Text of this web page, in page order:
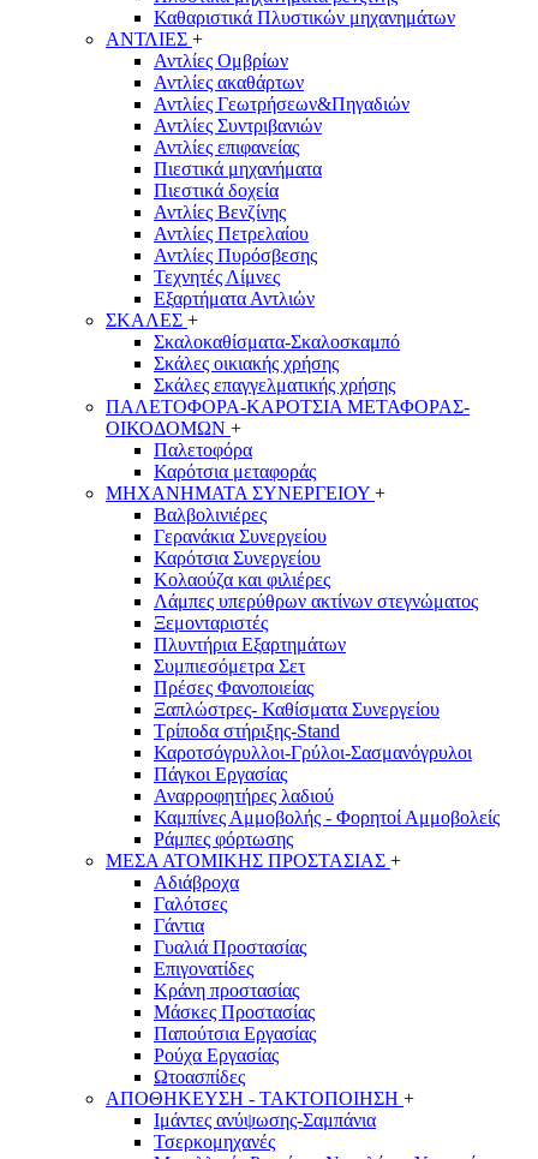
Καθαριστικά Πλυστικών μηχανημάτων
ΑΝΤΛΙΕΣ +
Αντλίες Ομβρίων
Αντλίες ακαθάρτων
Αντλίες Γεωτρήσεων&Πηγαδιών
Αντλίες Συντριβανιών
Αντλίες επιφανείας
Πιεστικά μηχανήματα
Πιεστικά δοχεία
Αντλίες Βενζίνης
Αντλίες Πετρελαίου
Αντλίες Πυρόσβεσης
Τεχνητές Λίμνες
Εξαρτήματα Αντλιών
ΣΚΑΛΕΣ +
Σκαλοκαθίσματα-Σκαλοσκαμπό
Σκάλες οικιακής χρήσης
Σκάλες επαγγελματικής χρήσης
ΠΑΛΕΤΟΦΟΡΑ-ΚΑΡΟΤΣΙΑ ΜΕΤΑΦΟΡΑΣ-
ΟΙΚΟΔΟΜΩΝ +
Παλετοφόρα
Καρότσια μεταφοράς
ΜΗΧΑΝΗΜΑΤΑ ΣΥΝΕΡΓΕΙΟΥ +
Βαλβολινιέρες
Γερανάκια Συνεργείου
Καρότσια Συνεργείου
Κολαούζα και φιλιέρες
Λάμπες υπερύθρων ακτίνων στεγνώματος
Ξεμονταριστές
Πλυντήρια Εξαρτημάτων
Συμπιεσόμετρα Σετ
Πρέσες Φανοποιείας
Ξαπλώστρες- Καθίσματα Συνεργείου
Τρίποδα στήριξης-Stand
Καροτσόγρυλλοι-Γρύλοι-Σασμανόγρυλοι
Πάγκοι Εργασίας
Αναρροφητήρες λαδιού
Καμπίνες Αμμοβολής - Φορητοί Αμμοβολείς
Ράμπες φόρτωσης
ΜΕΣΑ ΑΤΟΜΙΚΗΣ ΠΡΟΣΤΑΣΙΑΣ +
Αδιάβροχα
Γαλότσες
Γάντια
Γυαλιά Προστασίας
Επιγονατίδες
Κράνη προστασίας
Μάσκες Προστασίας
Παπούτσια Εργασίας
Ρούχα Εργασίας
Ωτοασπίδες
ΑΠΟΘΗΚΕΥΣΗ - ΤΑΚΤΟΠΟΙΗΣΗ +
Ιμάντες ανύψωσης-Σαμπάνια
Τσερκομηχανές